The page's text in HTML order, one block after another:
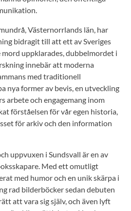
Västernorrlands län, har
bidragit till att ett av Sveriges
uppklarades, dubbelmordet i
innebär att moderna
med traditionell
nya former av bevis, en utveckling
arbete och engagemang inom
förståelsen för vår egen historia,
för arkiv och den information
uppvuxen i Sundsvall är en av
Med ett omutligt
med humor och en unik skärpa i
rad bilderböcker sedan debuten
att vara sig själv, och även lyft